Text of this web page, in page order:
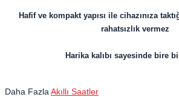
Hafif ve kompakt yapısı ile cihazınıza
rahatsızlık vermez
Harika kalıbı sayesinde bire
Daha Fazla Akıllı Saatler